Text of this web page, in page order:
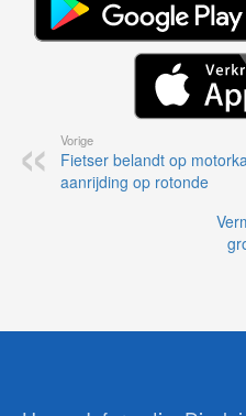
Vorige
Fietser belandt op
aanrijding op rotonde